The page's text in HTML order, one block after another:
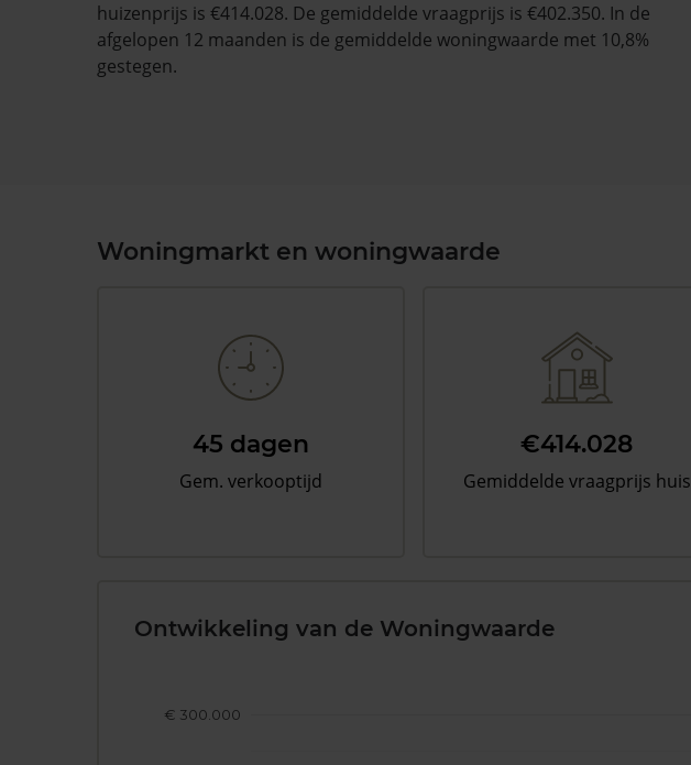
huizenprijs is €414.028. De gemiddelde vraagprijs is €402.350. In de
afgelopen 12 maanden is de gemiddelde woningwaarde met 10,8%
gestegen.
Woningmarkt en woningwaarde
45 dagen
Gem. verkooptijd
€414.028
Gemiddelde vraagprijs huis
Ontwikkeling van de Woningwaarde
€ 300.000